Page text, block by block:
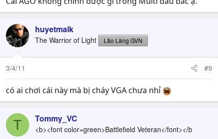
huyetmalk
The Warrior of Light Lão Làng GVN
3/4/11 #9
có ai chơi cái này mà bị cháy VGA chưa nhỉ
T Tommy_VC
<b><font color=green>Battlefield Veteran</font></b